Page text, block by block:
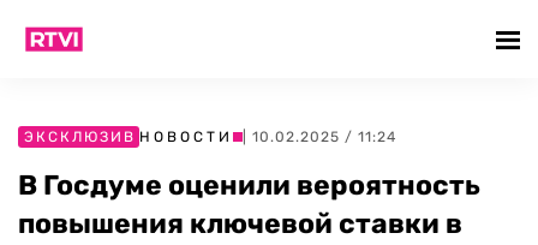
ЭКСКЛЮЗИВ НОВОСТИ | 10.02.2025 / 11:24
В Госдуме оценили вероятность
повышения ключевой ставки в